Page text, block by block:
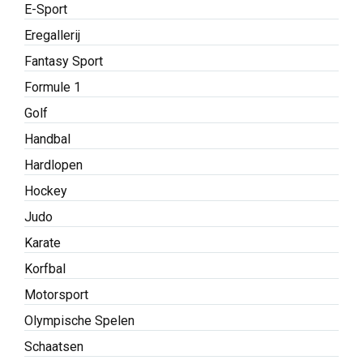
E-Sport
Eregallerij
Fantasy Sport
Formule 1
Golf
Handbal
Hardlopen
Hockey
Judo
Karate
Korfbal
Motorsport
Olympische Spelen
Schaatsen